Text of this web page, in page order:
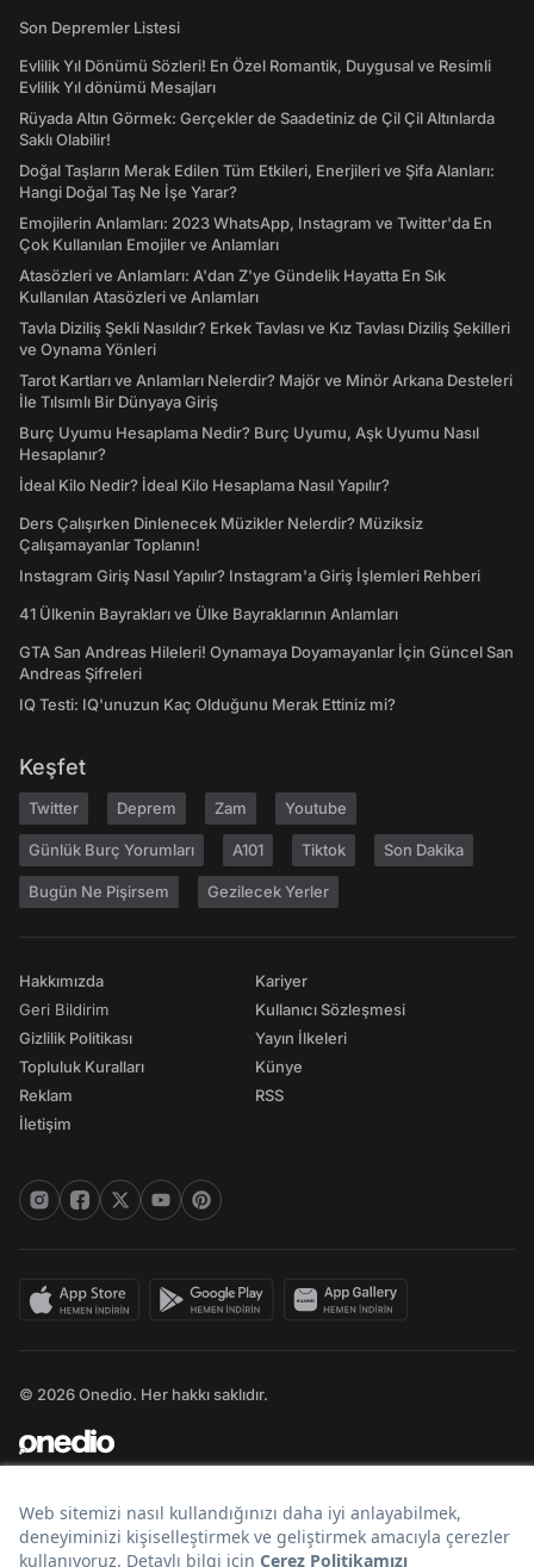
Son Depremler Listesi
Evlilik Yıl Dönümü Sözleri! En Özel Romantik, Duygusal ve Resimli
Evlilik Yıl dönümü Mesajları
Rüyada Altın Görmek: Gerçekler de Saadetiniz de Çil Çil Altınlarda
Saklı Olabilir!
Doğal Taşların Merak Edilen Tüm Etkileri, Enerjileri ve Şifa Alanları:
Hangi Doğal Taş Ne İşe Yarar?
Emojilerin Anlamları: 2023 WhatsApp, Instagram ve Twitter'da En
Çok Kullanılan Emojiler ve Anlamları
Atasözleri ve Anlamları: A'dan Z'ye Gündelik Hayatta En Sık
Kullanılan Atasözleri ve Anlamları
Tavla Diziliş Şekli Nasıldır? Erkek Tavlası ve Kız Tavlası Diziliş Şekilleri
ve Oynama Yönleri
Tarot Kartları ve Anlamları Nelerdir? Majör ve Minör Arkana Desteleri
İle Tılsımlı Bir Dünyaya Giriş
Burç Uyumu Hesaplama Nedir? Burç Uyumu, Aşk Uyumu Nasıl
Hesaplanır?
İdeal Kilo Nedir? İdeal Kilo Hesaplama Nasıl Yapılır?
Ders Çalışırken Dinlenecek Müzikler Nelerdir? Müziksiz
Çalışamayanlar Toplanın!
Instagram Giriş Nasıl Yapılır? Instagram'a Giriş İşlemleri Rehberi
41 Ülkenin Bayrakları ve Ülke Bayraklarının Anlamları
GTA San Andreas Hileleri! Oynamaya Doyamayanlar İçin Güncel San
Andreas Şifreleri
IQ Testi: IQ'unuzun Kaç Olduğunu Merak Ettiniz mi?
Keşfet
Twitter Deprem Zam Youtube
Günlük Burç Yorumları A101 Tiktok Son Dakika
Bugün Ne Pişirsem Gezilecek Yerler
Hakkımızda
Geri Bildirim
Gizlilik Politikası
Topluluk Kuralları
Reklam
İletişim
Kariyer
Kullanıcı Sözleşmesi
Yayın İlkeleri
Künye
RSS
© 2026 Onedio. Her hakkı saklıdır.
Bir markasıdır.